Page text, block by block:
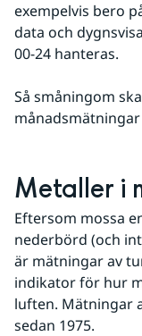
exempelvis bero
data och
00-24 hanteras.
Så småningom
Metaller i
Eftersom mossa
nederbörd (och
är mätningar av
indikator för hur
luften. Mätningar
sedan 1975.